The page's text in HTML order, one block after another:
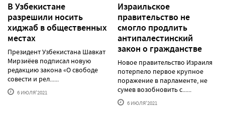
В Узбекистане
разрешили носить
хиджаб в общественных
местах
Президент Узбекистана Шавкат
Мирзиёев подписал новую
редакцию закона «О свободе
совести и рел......
6 ИЮЛЯ'2021
Израильское
правительство не
смогло продлить
антипалестинский
закон о гражданстве
Новое правительство Израиля
потерпело первое крупное
поражение в парламенте, не
сумев возобновить с......
6 ИЮЛЯ'2021